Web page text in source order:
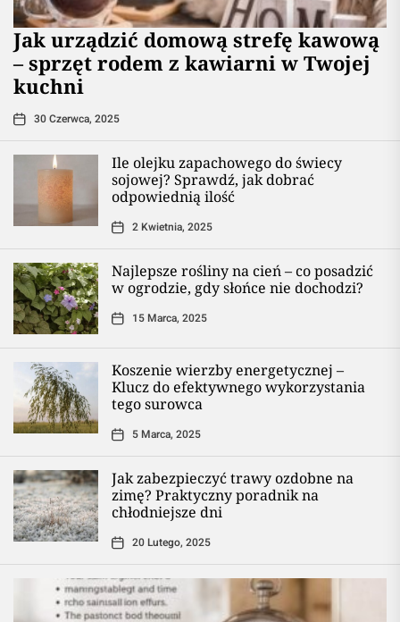
​Jak urządzić domową strefę kawową
– sprzęt rodem z kawiarni w Twojej
kuchni
30 Czerwca, 2025
Ile olejku zapachowego do świecy
sojowej? Sprawdź, jak dobrać
odpowiednią ilość
2 Kwietnia, 2025
Najlepsze rośliny na cień – co posadzić
w ogrodzie, gdy słońce nie dochodzi?
15 Marca, 2025
Koszenie wierzby energetycznej –
Klucz do efektywnego wykorzystania
tego surowca
5 Marca, 2025
Jak zabezpieczyć trawy ozdobne na
zimę? Praktyczny poradnik na
chłodniejsze dni
20 Lutego, 2025